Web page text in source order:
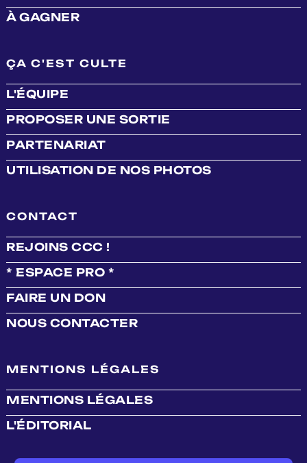
À GAGNER
ÇA C'EST CULTE
L'ÉQUIPE
PROPOSER UNE SORTIE
PARTENARIAT
UTILISATION DE NOS PHOTOS
CONTACT
REJOINS CCC !
* ESPACE PRO *
FAIRE UN DON
NOUS CONTACTER
MENTIONS LÉGALES
MENTIONS LÉGALES
L'ÉDITORIAL